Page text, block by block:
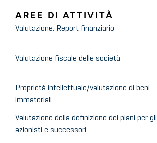
AREE DI ATTIVITÀ
Valutazione, Report finanziario
Valutazione fiscale delle società
Proprietà intellettuale/valutazione di beni
immateriali
Valutazione della definizione dei piani per gli
azionisti e successori